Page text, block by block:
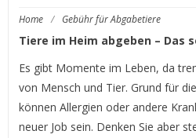
Home / Gebühr für Abgabetiere
Tiere im Heim abgeben – Das
Es gibt Momente im Leben, da
von Mensch und Tier. Grund für
können Allergien oder andere
neuer Job sein. Denken Sie aber